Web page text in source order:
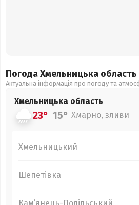
Погода Хмельницька область
Актуальна інформація про погоду та
Хмельницька область
23° 15° Хмарно, зливи
Хмельницький
Шепетівка
Кам’янець-Подільський